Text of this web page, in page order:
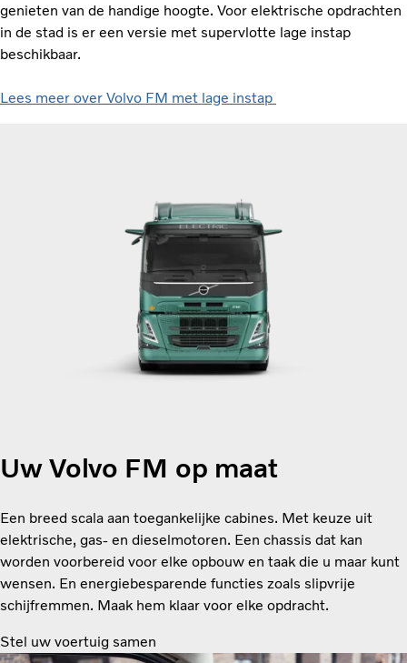
genieten van de handige hoogte. Voor elektrische opdrachten
in de stad is er een versie met supervlotte lage instap
beschikbaar.
Lees meer over Volvo FM met lage instap
Uw Volvo FM op maat
Een breed scala aan toegankelijke cabines. Met keuze uit
elektrische, gas- en dieselmotoren. Een chassis dat kan
worden voorbereid voor elke opbouw en taak die u maar kunt
wensen. En energiebesparende functies zoals slipvrije
schijfremmen. Maak hem klaar voor elke opdracht.
Stel uw voertuig samen